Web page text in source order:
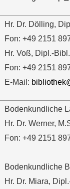
Hr. Dr. Dölling,
Fon: +49 2151
Hr. Voß, Dipl.-Bibl.
Fon: +49 2151
E-Mail:
Bodenkundliche
Hr. Dr. Werner,
Fon: +49 2151
Bodenkundliche
Hr. Dr. Miara,